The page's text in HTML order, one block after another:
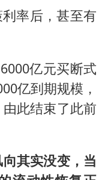
率后，甚至有
亿元买断式
亿到期规模，
此结束了此前
其实没变，当